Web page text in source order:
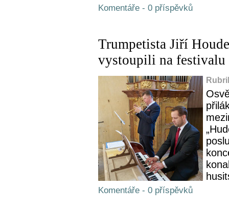
Komentáře - 0 příspěvků
Trumpetista Jiří
vystoupili na
Komentáře - 0 příspěvků